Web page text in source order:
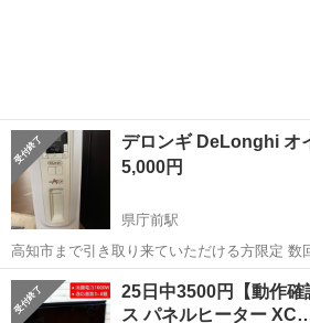
デロンギ DeLonghi オ
5,000円
県庁前駅
高知市まで引き取り来ていただける方限定 数回の使用のみなので状態
綺麗です！
高知 高知市 県庁前駅 季節、空調
25日中3500円【動作
ス パネルヒーター